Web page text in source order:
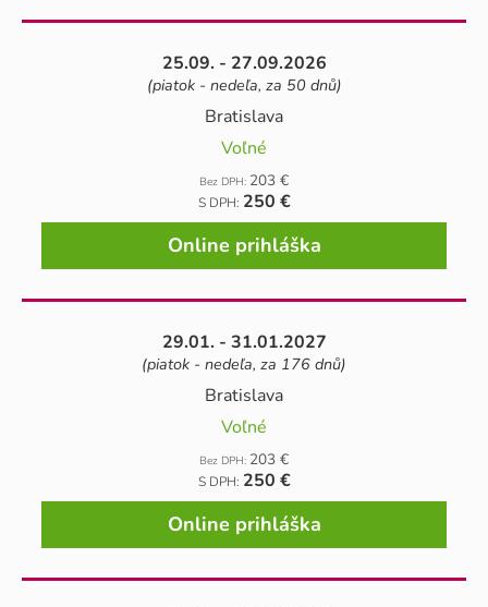
25.09. - 27.09.2026
(piatok - nedeľa, za 50 dnů)
Bratislava
Voľné
Bez DPH: 203 €
S DPH: 250 €
Online prihláška
29.01. - 31.01.2027
(piatok - nedeľa, za 176 dnů)
Bratislava
Voľné
Bez DPH: 203 €
S DPH: 250 €
Online prihláška